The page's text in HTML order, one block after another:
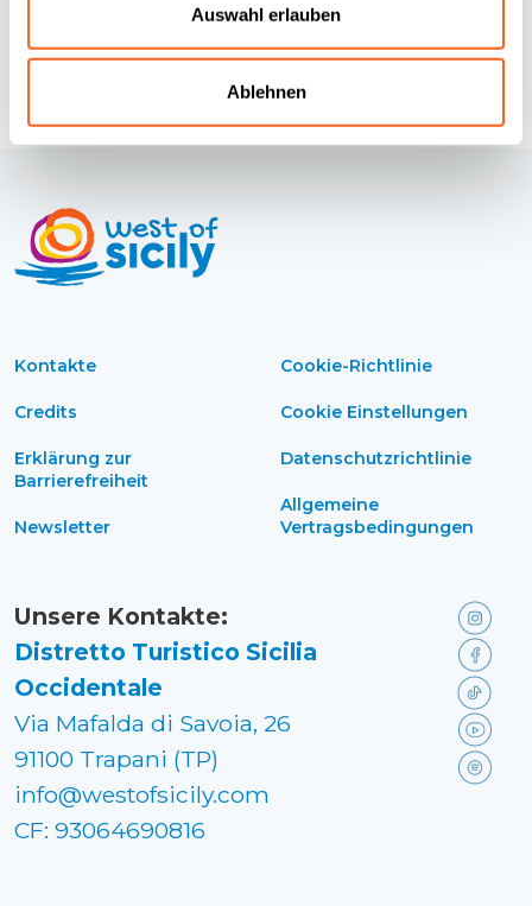
Auswahl erlauben
Ablehnen
Kontakte
Credits
Erklärung zur
Barrierefreiheit
Newsletter
Cookie-Richtlinie
Cookie Einstellungen
Datenschutzrichtlinie
Allgemeine
Vertragsbedingungen
Unsere Kontakte:
Distretto Turistico Sicilia
Occidentale
Via Mafalda di Savoia, 26
91100 Trapani (TP)
info@westofsicily.com
CF: 93064690816